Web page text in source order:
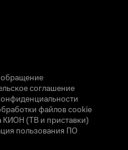
соглашение
файлов cookie
КИОН (ТВ и приставки)
пользования ПО